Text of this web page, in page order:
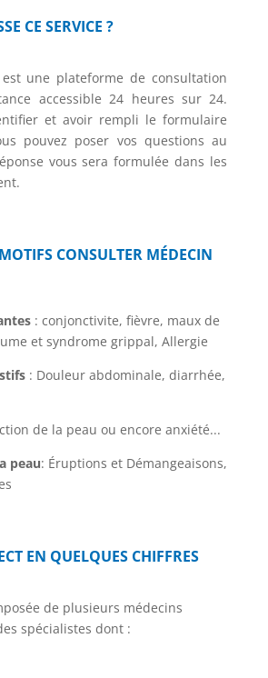
CE SERVICE ?
une plateforme de consultation
accessible 24 heures sur 24.
et avoir rempli le formulaire
pouvez poser vos questions au
vous sera formulée dans les
CONSULTER MÉDECIN
: conjonctivite, fièvre, maux de
et syndrome grippal, Allergie
: Douleur abdominale, diarrhée,
de la peau ou encore anxiété...
peau: Éruptions et Démangeaisons,
EN QUELQUES CHIFFRES
de plusieurs médecins
spécialistes dont :